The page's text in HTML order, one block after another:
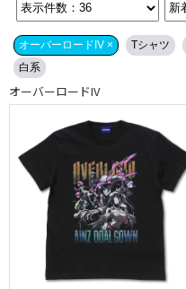
オーバーロードIV × Tシャツ
白系
オーバーロードIV